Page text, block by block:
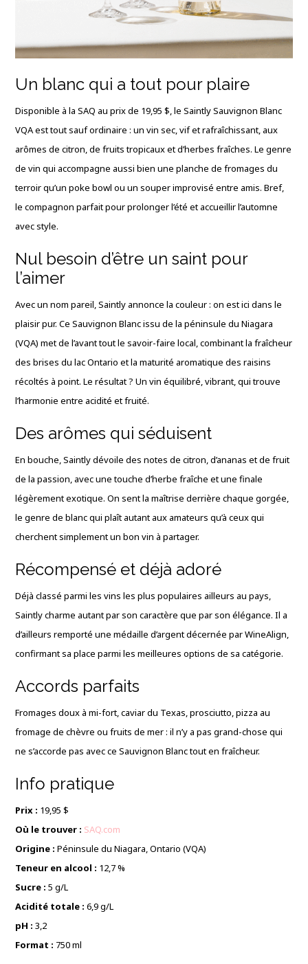
Un blanc qui a tout pour plaire
Disponible à la SAQ au prix de 19,95 $, le Saintly Sauvignon Blanc
VQA est tout sauf ordinaire : un vin sec, vif et rafraîchissant, aux
arômes de citron, de fruits tropicaux et d’herbes fraîches. Le genre
de vin qui accompagne aussi bien une planche de fromages du
terroir qu’un poke bowl ou un souper improvisé entre amis. Bref,
le compagnon parfait pour prolonger l’été et accueillir l’automne
avec style.
Nul besoin d’être un saint pour
l’aimer
Avec un nom pareil, Saintly annonce la couleur : on est ici dans le
plaisir pur. Ce Sauvignon Blanc issu de la péninsule du Niagara
(VQA) met de l’avant tout le savoir-faire local, combinant la fraîcheur
des brises du lac Ontario et la maturité aromatique des raisins
récoltés à point. Le résultat ? Un vin équilibré, vibrant, qui trouve
l’harmonie entre acidité et fruité.
Des arômes qui séduisent
En bouche, Saintly dévoile des notes de citron, d’ananas et de fruit
de la passion, avec une touche d’herbe fraîche et une finale
légèrement exotique. On sent la maîtrise derrière chaque gorgée,
le genre de blanc qui plaît autant aux amateurs qu’à ceux qui
cherchent simplement un bon vin à partager.
Récompensé et déjà adoré
Déjà classé parmi les vins les plus populaires ailleurs au pays,
Saintly charme autant par son caractère que par son élégance. Il a
d’ailleurs remporté une médaille d’argent décernée par WineAlign,
confirmant sa place parmi les meilleures options de sa catégorie.
Accords parfaits
Fromages doux à mi-fort, caviar du Texas, prosciutto, pizza au
fromage de chèvre ou fruits de mer : il n’y a pas grand-chose qui
ne s’accorde pas avec ce Sauvignon Blanc tout en fraîcheur.
Info pratique
Prix : 19,95 $
Où le trouver : SAQ.com
Origine : Péninsule du Niagara, Ontario (VQA)
Teneur en alcool : 12,7 %
Sucre : 5 g/L
Acidité totale : 6,9 g/L
pH : 3,2
Format : 750 ml